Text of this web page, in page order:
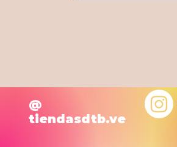
@
tiendasdtb.ve